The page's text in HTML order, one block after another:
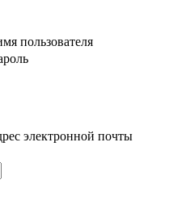
пользователя
электронной почты